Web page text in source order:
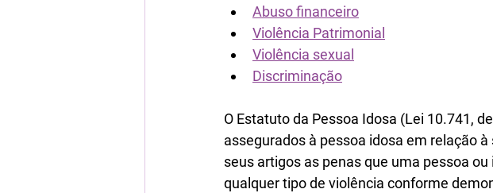
Abuso financeiro
Violência Patrimonial
Violência sexual
Discriminação
O Estatuto da Pessoa Idosa (Lei 10.741,
assegurados à pessoa idosa em relação
seus artigos as penas que uma pessoa
qualquer tipo de violência conforme